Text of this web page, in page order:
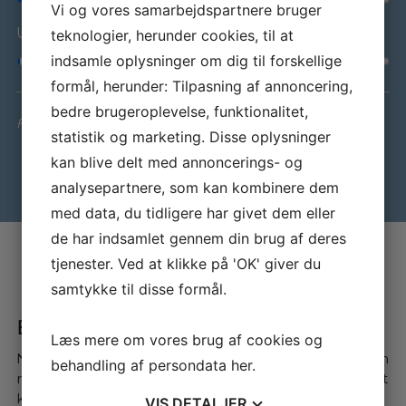
Udbetaling: 20%
Forbehold for indtastnings- og beregningsfejl
Bliv klogere på ladeløsninger
Når du køber el- eller hybridbil, er det vigtigt med den
rette ladeløsning. Der findes mange udbydere, og det
kan være en jungle at finde rundt i – især som
Vi og vores samarbejdspartnere bruger
teknologier, herunder cookies, til at
indsamle oplysninger om dig til forskellige
formål, herunder: Tilpasning af annoncering,
bedre brugeroplevelse, funktionalitet,
statistik og marketing. Disse oplysninger
kan blive delt med annoncerings- og
analysepartnere, som kan kombinere dem
med data, du tidligere har givet dem eller
de har indsamlet gennem din brug af deres
tjenester. Ved at klikke på 'OK' giver du
samtykke til disse formål.
Læs mere om vores brug af cookies og
behandling af persondata her.